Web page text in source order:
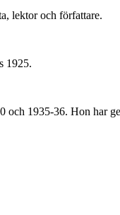
lektor och författare.
1925.
och 1935-36. Hon har